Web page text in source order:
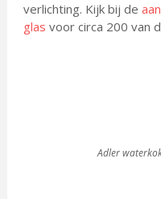
verlichting. Kijk bij de
glas voor circa 200 van
Adler